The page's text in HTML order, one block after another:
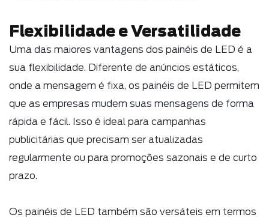
Flexibilidade e Versatilidade
Uma das maiores vantagens dos painéis de LED é a
sua flexibilidade. Diferente de anúncios estáticos,
onde a mensagem é fixa, os painéis de LED permitem
que as empresas mudem suas mensagens de forma
rápida e fácil. Isso é ideal para campanhas
publicitárias que precisam ser atualizadas
regularmente ou para promoções sazonais e de curto
prazo.
Os painéis de LED também são versáteis em termos